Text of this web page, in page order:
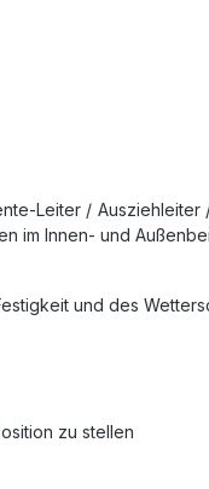
Leiter /
im Innen- und
und des
zu stellen